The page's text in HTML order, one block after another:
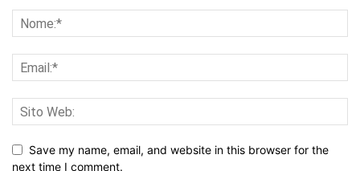
Save my name, email, and website in this browser for the
next time I comment.